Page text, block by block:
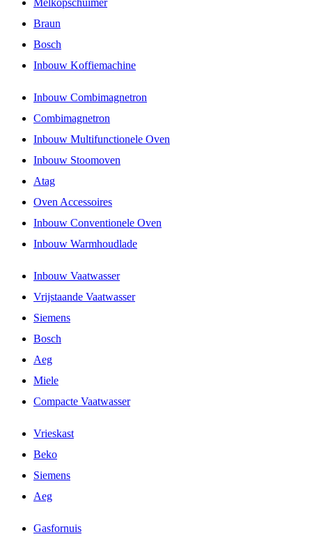
Melkopschuimer
Braun
Bosch
Inbouw Koffiemachine
Inbouw Combimagnetron
Combimagnetron
Inbouw Multifunctionele Oven
Inbouw Stoomoven
Atag
Oven Accessoires
Inbouw Conventionele Oven
Inbouw Warmhoudlade
Inbouw Vaatwasser
Vrijstaande Vaatwasser
Siemens
Bosch
Aeg
Miele
Compacte Vaatwasser
Vrieskast
Beko
Siemens
Aeg
Gasfornuis